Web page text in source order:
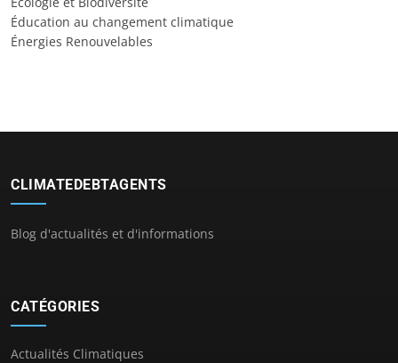
Éducation au changement climatique
Énergies Renouvelables
CLIMATEDEBTAGENTS
Blog d'actualités et d'informations
CATÉGORIES
Actualités Climatiques